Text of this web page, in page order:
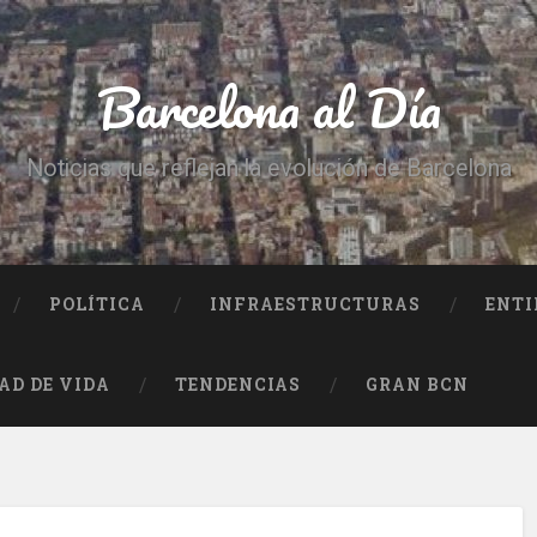
Barcelona al Día
Noticias que reflejan la evolución de Barcelona
POLÍTICA INFRAESTRUCTURAS
DE VIDA TENDENCIAS GRAN BCN